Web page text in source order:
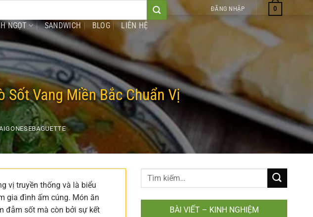
ĐĂNG NHẬP 0
NGỌT SANDWICH BLOG LIÊN HỆ
Sốt Vang Miền Bắc Chuẩn Vị
vị truyền thống và là biểu
gia đình ấm cúng. Món ăn
đẫm sốt mà còn bởi sự kết
BÀI VIẾT – KINH NGHIỆM